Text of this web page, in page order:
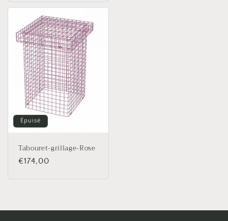
Épuisé
Tabouret-grillage-Rose
Prix
€174,00